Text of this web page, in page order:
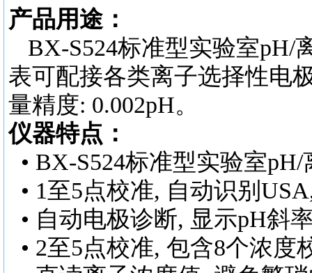
产品用途：
BX-S524标准型实验室pH/
表可配接各类离子选择性电
量精度: 0.002pH。
仪器特点：
• BX-S524标准型实验室pH/
• 1至5点校准, 自动识别
• 自动电极诊断, 显示pH斜
• 2至5点校准, 包含8个浓度